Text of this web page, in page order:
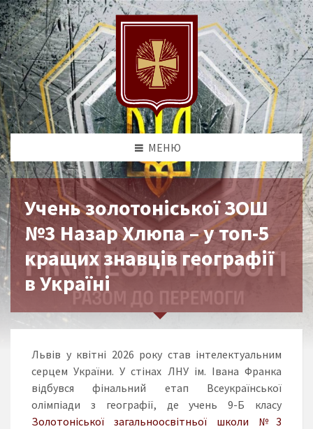
МЕНЮ
Учень золотоніської ЗОШ
№3 Назар Хлюпа – у топ-5
кращих знавців географії
в Україні
Львів у квітні 2026 року став інтелектуальним
серцем України. У стінах ЛНУ ім. Івана Франка
відбувся фінальний етап Всеукраїнської
олімпіади з географії, де учень 9-Б класу
Золотоніської загальноосвітньої школи №3